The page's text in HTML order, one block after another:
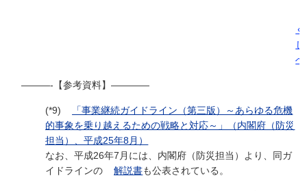
く
へ
———-【参考資料】————
(*9)
「事業継続ガイドライン（第三版）～あらゆる危機
的事象を乗り越えるための戦略と対応～」（内閣府（防災
担当）、平成25年8月）
なお、平成26年7月には、内閣府（防災担当）より、同ガ
イドラインの
解説書も公表されている。